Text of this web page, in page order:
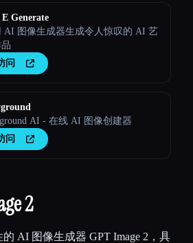
Generate
AI 图像生成器生成令人惊叹的 AI 艺
问
AI - 在线 AI 图像创建器
问
2
AI 图像生成器 GPT Image 2，具